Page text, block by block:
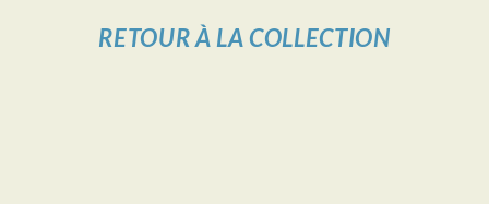
RETOUR À LA COLLECTION